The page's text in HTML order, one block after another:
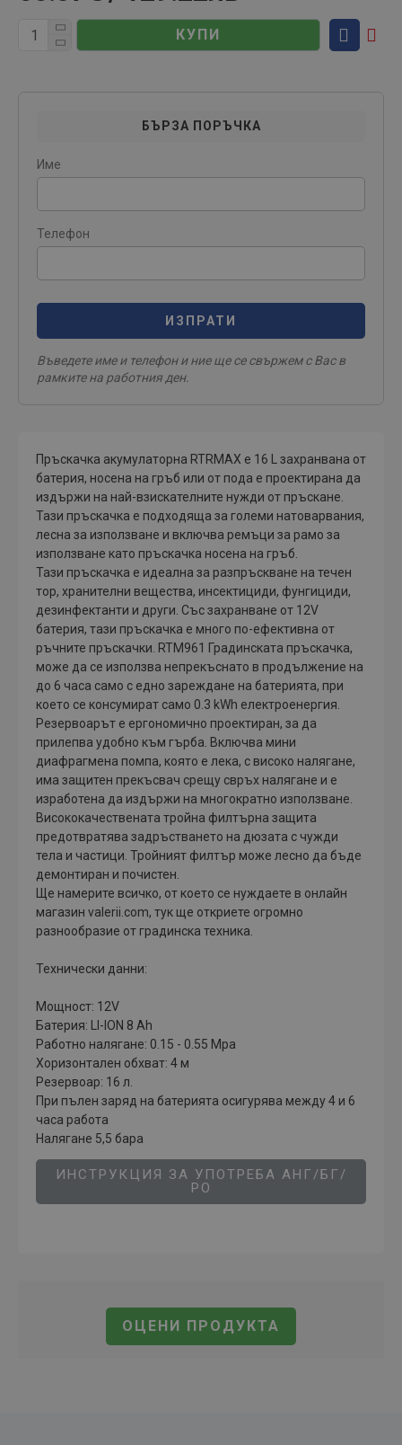
КУПИ
БЪРЗА ПОРЪЧКА
Име
Телефон
ИЗПРАТИ
Въведете име и телефон и ние ще се свържем с Вас в
рамките на работния ден.
ОЦЕНИ ПРОДУКТА
Пръскачка акумулаторна RTRMAX е 16 L захранвана от
батерия, носена на гръб или от пода е проектирана да
издържи на най-взискателните нужди от пръскане.
Тази пръскачка е подходяща за големи натоварвания,
лесна за използване и включва ремъци за рамо за
използване като пръскачка носена на гръб.
Тази пръскачка е идеална за разпръскване на течен
тор, хранителни вещества, инсектициди, фунгициди,
дезинфектанти и други. Със захранване от 12V
батерия, тази пръскачка е много по-ефективна от
ръчните пръскачки. RTM961 Градинската пръскачка,
може да се използва непрекъснато в продължение на
до 6 часа само с едно зареждане на батерията, при
което се консумират само 0.3 kWh електроенергия.
Резервоарът е ергономично проектиран, за да
прилепва удобно към гърба. Включва мини
диафрагмена помпа, която е лека, с високо налягане,
има защитен прекъсвач срещу свръх налягане и е
изработена да издържи на многократно използване.
Висококачествената тройна филтърна защита
предотвратява задръстването на дюзата с чужди
тела и частици. Тройният филтър може лесно да бъде
демонтиран и почистен.
Ще намерите всичко, от което се нуждаете в онлайн
магазин valerii.com, тук ще откриете огромно
разнообразие от градинска техника.
Технически данни:
Мощност: 12V
Батерия: LI-ION 8 Ah
Работно налягане: 0.15 - 0.55 Mpa
Хоризонтален обхват: 4 м
Резервоар: 16 л.
При пълен заряд на батерията осигурява между 4 и 6
часа работа
Налягане 5,5 бара
ИНСТРУКЦИЯ ЗА УПОТРЕБА АНГ/БГ/
РО